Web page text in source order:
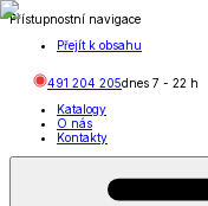
Přístupnostní navigace
Přejít k obsahu
491 204 205dnes 7 - 22 h
Katalogy
O nás
Kontakty